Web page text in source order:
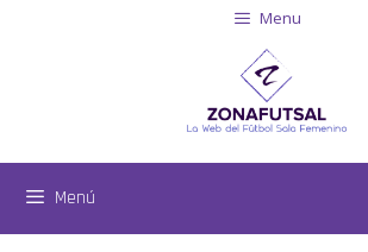
Menu
Menú